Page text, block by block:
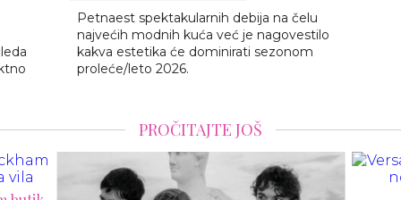
Petnaest spektakularnih debija na čelu
najvećih modnih kuća već je nagovestilo
kakva estetika će dominirati sezonom
proleće/leto 2026.
PROČITAJTE JOŠ